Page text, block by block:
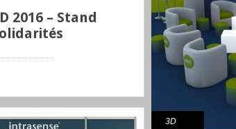
2016 – Stand
3D